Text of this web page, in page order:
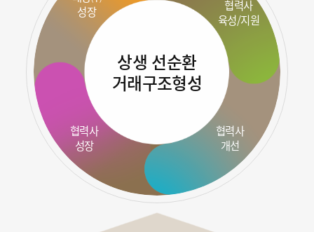
상생 선순환
거래구조형성
성장
협력사
육성/지원
협력사
성장
협력사
개선